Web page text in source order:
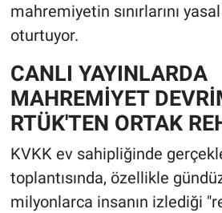
mahremiyetin sınırlarını
oturtuyor.
CANLI YAYINLARDA
MAHREMİYET
RTÜK'TEN ORTAK
KVKK ev sahipliğinde
toplantısında, özellikle
milyonlarca insanın izlediği